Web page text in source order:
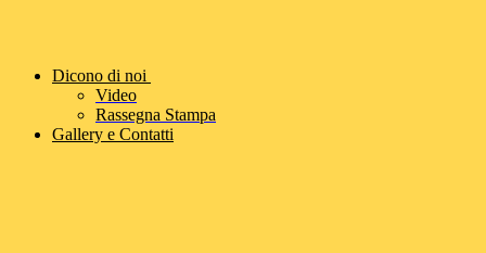
Dicono di noi
Video
Rassegna Stampa
Gallery e Contatti